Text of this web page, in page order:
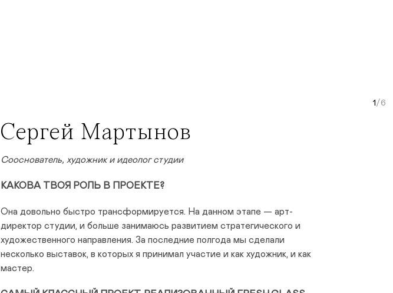
Сергей Мартынов
Сооснователь, художник и идеолог студии
КАКОВА ТВОЯ РОЛЬ В ПРОЕКТЕ?
Она довольно быстро трансформируется. На данном этапе — арт-
директор студии, и больше занимаюсь развитием стратегического и
художественного направления. За последние полгода мы сделали
несколько выставок, в которых я принимал участие и как художник, и как
мастер.